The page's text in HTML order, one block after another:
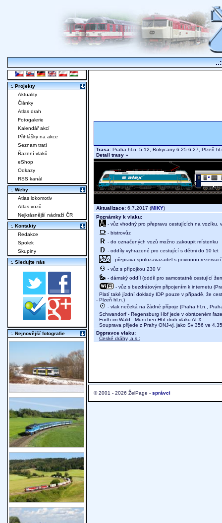
Trasa: Praha hl.n. 5.12, Rokycany 6.25-6.27, Plzeň
Detail trasy »
Aktualizace: 6.7.2017 (MIKY)
Poznámky k vlaku:
- vůz vhodný pro přepravu cestujících na vozíku,
- bistrovůz
- do označených vozů možno zakoupit místenku
- oddíly vyhrazené pro cestující s dětmi do 10 let
- přeprava spoluzavazadel s povinnou
- vůz s přípojkou 230 V
- dámský oddíl (oddíl pro samostatně cestující
- vůz s bezdrátovým připojením k internetu
Platí také jízdní doklady IDP pouze v případě, že
- Plzeň hl.n.)
- vlak nečeká na žádné přípoje (Praha hl.n.,
Schwandorf - Regensburg Hbf jede v obráceném
Furth im Wald - München Hbf druh vlaku ALX
Souprava přijede z Prahy ONJ-vj. jako Sv 356 ve 4.35
Dopravce vlaku:
České dráhy, a.s. ;
© 2001 - 2026 ŽelPage - správci
:. Projekty
Aktuality
Články
Atlas drah
Fotogalerie
Kalendář akcí
Přihlášky na akce
Seznam tratí
Řazení vlaků
eShop
Odkazy
RSS kanál
:. Weby
Atlas lokomotiv
Atlas vozů
Nejkrásnější nádraží ČR
:. Kontakty
Redakce
Spolek
Skupiny
:. Sledujte nás
:. Nejnovější fotografie